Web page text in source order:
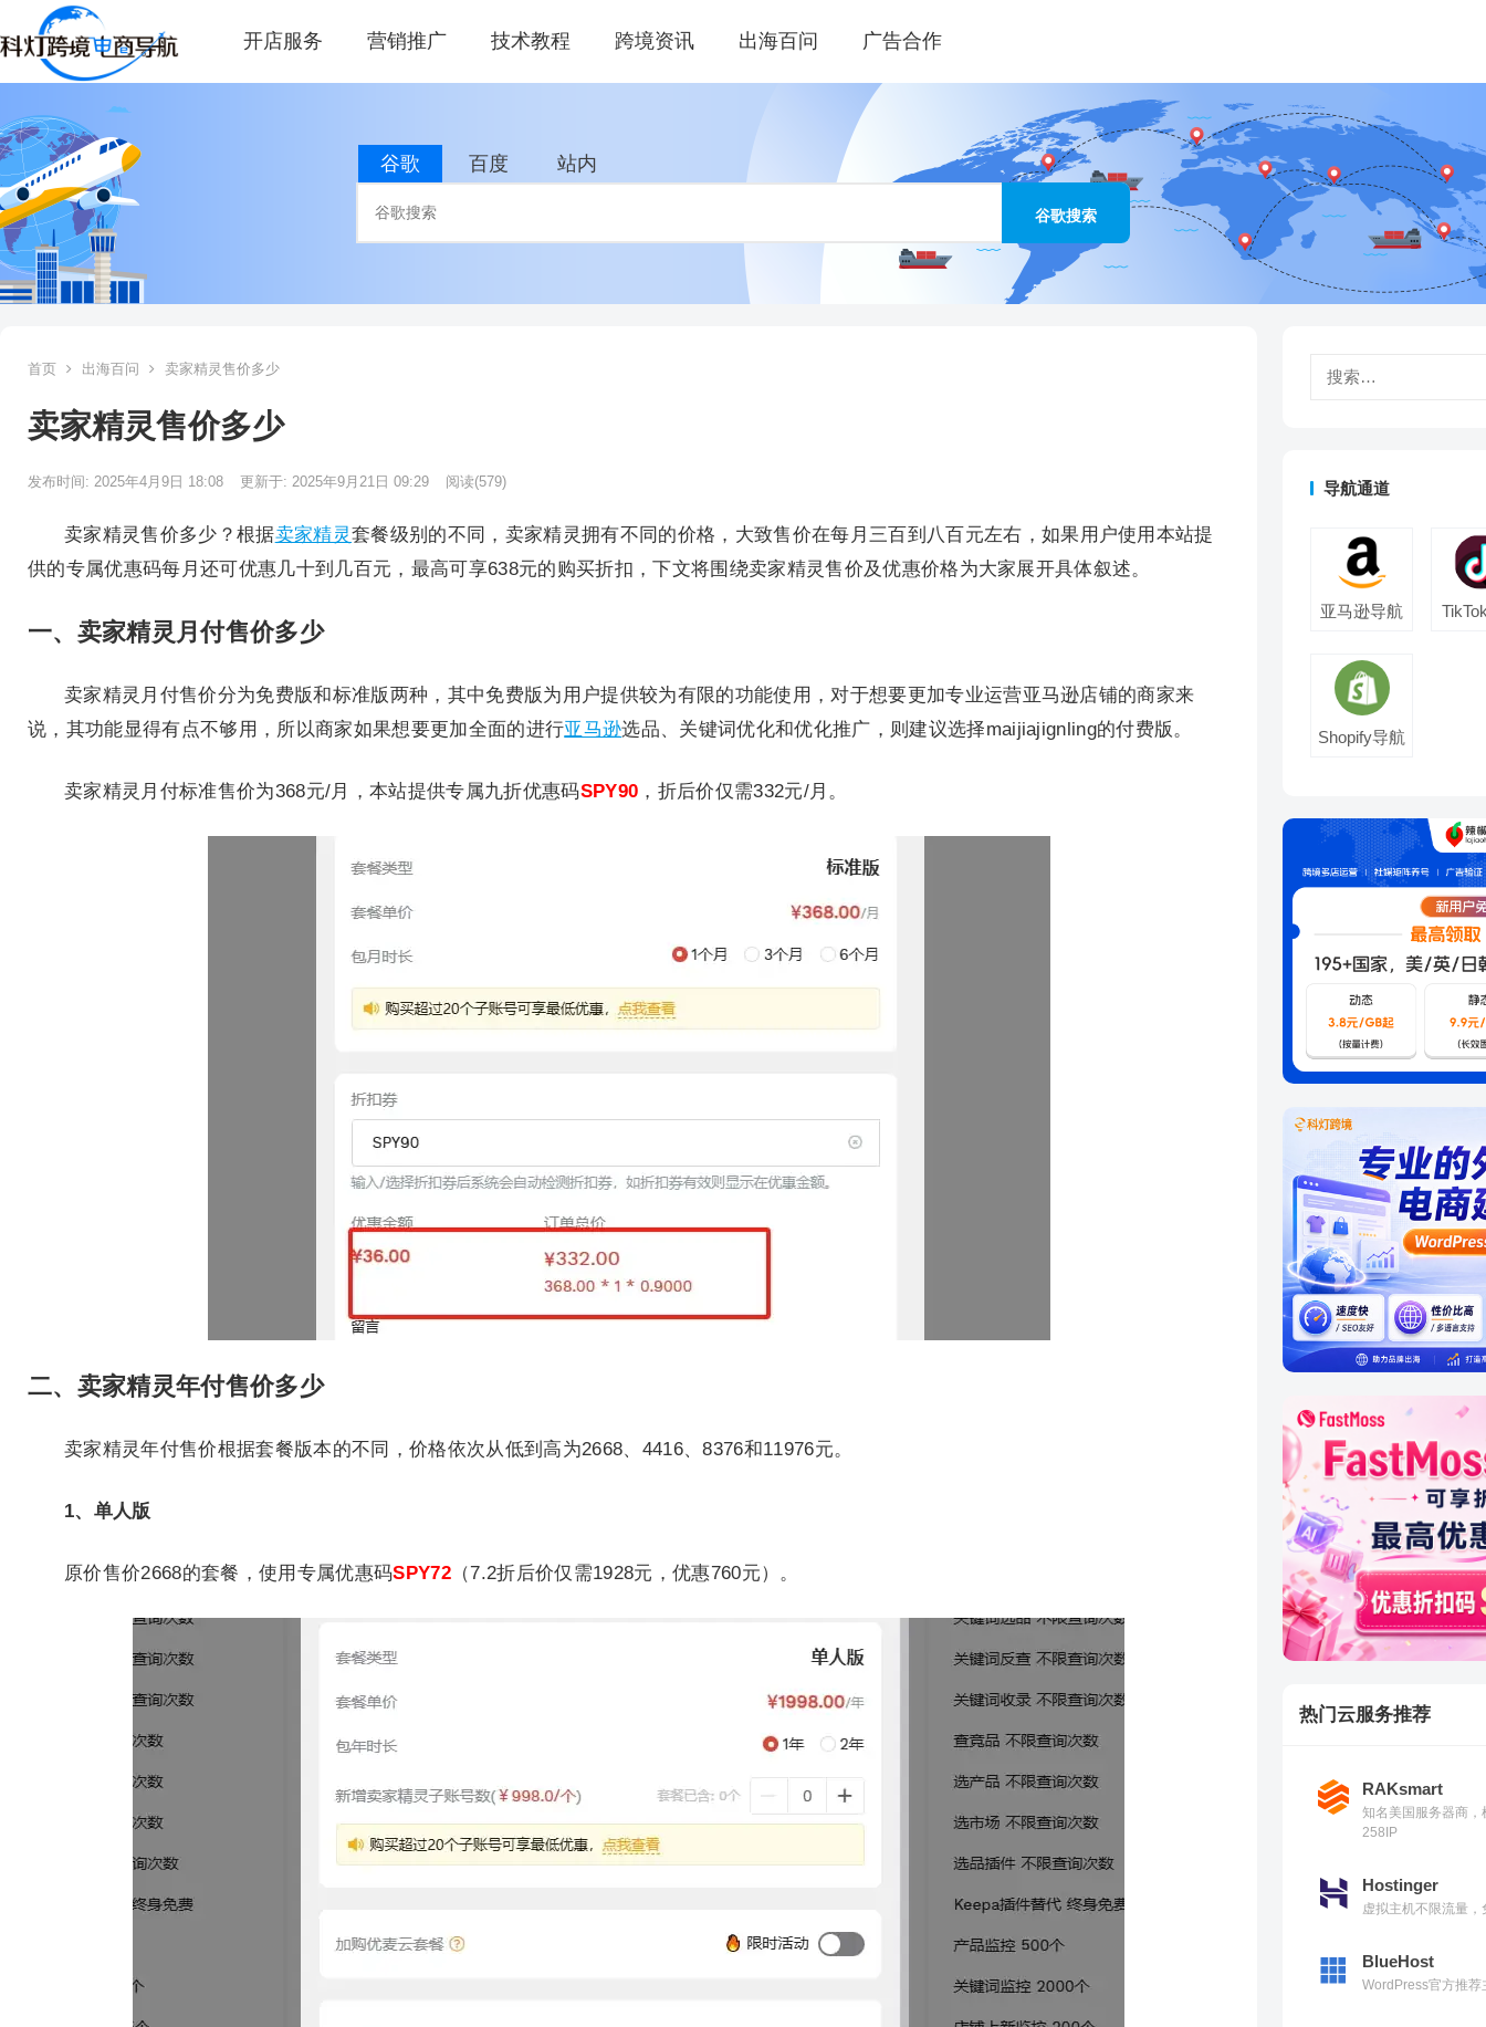
开店服务 营销推广 技术教程 跨境资讯 出海百问 广告合作
谷歌 百度 站内
首页 出海百问 卖家精灵售价多少
卖家精灵售价多少
发布时间: 2025年4月9日 18:08 更新于: 2025年9月21日 09:29 阅读(579)
卖家精灵售价多少？根据卖家精灵套餐级别的不同，卖家精灵拥有不同的价格，大致售价在每月三百到八百元左右，如果用户使用本站提
供的专属优惠码每月还可优惠几十到几百元，最高可享638元的购买折扣，下文将围绕卖家精灵售价及优惠价格为大家展开具体叙述。
一、卖家精灵月付售价多少
卖家精灵月付售价分为免费版和标准版两种，其中免费版为用户提供较为有限的功能使用，对于想要更加专业运营亚马逊店铺的商家来
说，其功能显得有点不够用，所以商家如果想要更加全面的进行亚马逊选品、关键词优化和优化推广，则建议选择maijiajignling的付费版。
卖家精灵月付标准售价为368元/月，本站提供专属九折优惠码SPY90 ，折后价仅需332元/月。
二、卖家精灵年付售价多少
卖家精灵年付售价根据套餐版本的不同，价格依次从低到高为2668、4416、8376和11976元。
1、单人版
原价售价2668的套餐，使用专属优惠码SPY72（7.2折后价仅需1928元，优惠760元）。
导航通道
亚马逊导航
Shopify导航
热门云服务推荐
RAKsmart
知名美国服务器商
258IP
Hostinger
虚拟主机不限流量
BlueHost
WordPress官方推